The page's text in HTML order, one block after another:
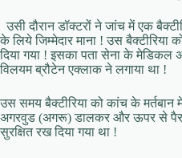
उसी दौरान डॉक्टरों ने जांच में एक
के लिये जिम्मेदार माना ! उस बैक्टीरिया
दिया गया ! इसका पता सेना के मेडिकल
विलयम ब्रौटेन एक्लाक ने लगाया था !
उस समय बैक्टीरिया को कांच के
अगरवुड (अगरू) डालकर और ऊपर से
सुरक्षित रख दिया गया था !